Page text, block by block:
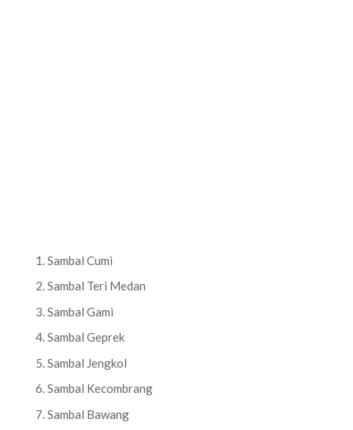
Sambal Cumi
Sambal Teri Medan
Sambal Gami
Sambal Geprek
Sambal Jengkol
Sambal Kecombrang
Sambal Bawang